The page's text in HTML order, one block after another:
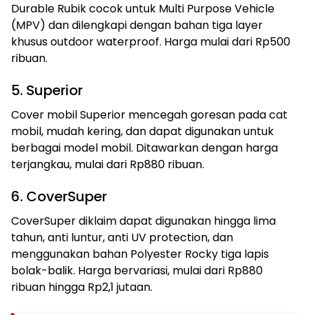
Durable Rubik cocok untuk Multi Purpose Vehicle
(MPV) dan dilengkapi dengan bahan tiga layer
khusus outdoor waterproof. Harga mulai dari Rp500
ribuan.
5. Superior
Cover mobil Superior mencegah goresan pada cat
mobil, mudah kering, dan dapat digunakan untuk
berbagai model mobil. Ditawarkan dengan harga
terjangkau, mulai dari Rp880 ribuan.
6. CoverSuper
CoverSuper diklaim dapat digunakan hingga lima
tahun, anti luntur, anti UV protection, dan
menggunakan bahan Polyester Rocky tiga lapis
bolak-balik. Harga bervariasi, mulai dari Rp880
ribuan hingga Rp2,1 jutaan.